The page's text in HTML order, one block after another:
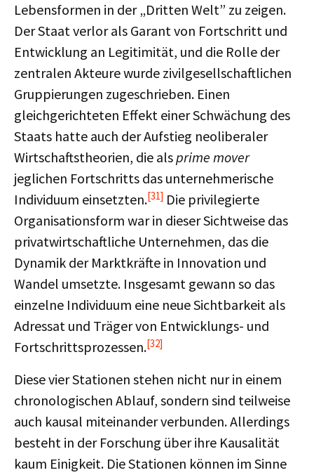
Lebensformen in der „Dritten Welt” zu zeigen.
Der Staat verlor als Garant von Fortschritt und
Entwicklung an Legitimität, und die Rolle der
zentralen Akteure wurde zivilgesellschaftlichen
Gruppierungen zugeschrieben. Einen
gleichgerichteten Effekt einer Schwächung des
Staats hatte auch der Aufstieg neoliberaler
Wirtschaftstheorien, die alsprime mover
jeglichen Fortschritts das unternehmerische
Individuum einsetzten.[31] Die privilegierte
Organisationsform war in dieser Sichtweise das
privatwirtschaftliche Unternehmen, das die
Dynamik der Marktkräfte in Innovation und
Wandel umsetzte. Insgesamt gewann so das
einzelne Individuum eine neue Sichtbarkeit als
Adressat und Träger von Entwicklungs- und
Fortschrittsprozessen.[32]
Diese vier Stationen stehen nicht nur in einem
chronologischen Ablauf, sondern sind teilweise
auch kausal miteinander verbunden. Allerdings
besteht in der Forschung über ihre Kausalität
kaum Einigkeit. Die Stationen können im Sinne